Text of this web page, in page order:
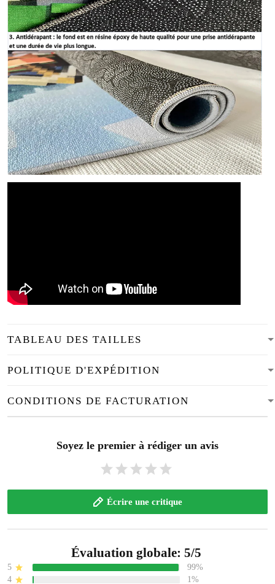
TABLEAU DES TAILLES
POLITIQUE D'EXPÉDITION
CONDITIONS DE FACTURATION
Soyez le premier à rédiger un avis
Écrire une critique
Évaluation globale: 5/5
5
99%
4
1%